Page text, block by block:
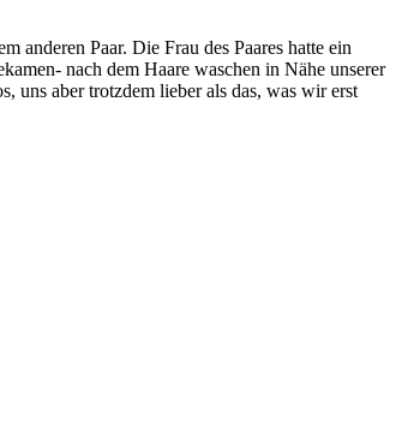
anderen Paar. Die Frau des Paares hatte ein
nach dem Haare waschen in Nähe unserer
uns aber trotzdem lieber als das, was wir erst